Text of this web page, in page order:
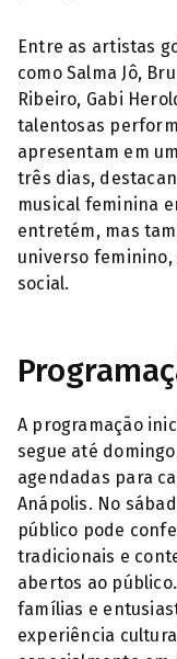
Entre as artistas
como Salma Jô,
Ribeiro, Gabi
talentosas
apresentam em
três dias,
musical feminina
entretém, mas
universo
social.
A programação
segue até
agendadas para
Anápolis. No
público pode
tradicionais e
abertos ao
famílias e
experiência